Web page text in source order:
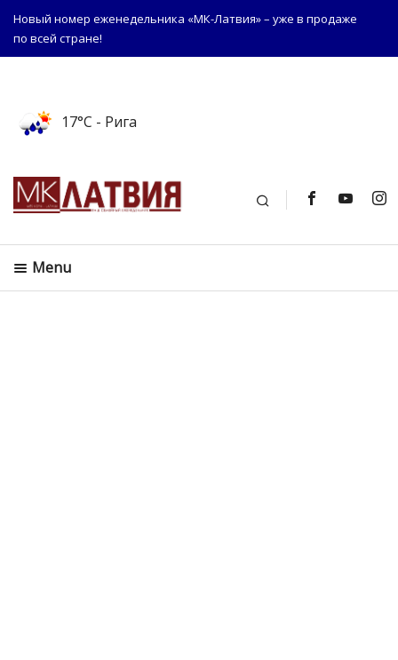
Новый номер еженедельника «МК-Латвия» – уже в продаже
по всей стране!
17°C - Рига
Поиск
Menu